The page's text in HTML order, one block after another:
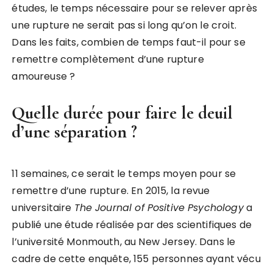
études, le temps nécessaire pour se relever après
une rupture ne serait pas si long qu’on le croit.
Dans les faits, combien de temps faut-il pour se
remettre complètement d’une rupture
amoureuse ?
Quelle durée pour faire le deuil
d’une séparation ?
11 semaines, ce serait le temps moyen pour se
remettre d’une rupture. En 2015, la revue
universitaire The Journal of Positive Psychologya
publié une étude réalisée par des scientifiques de
l’université Monmouth, au New Jersey. Dans le
cadre de cette enquête, 155 personnes ayant vécu